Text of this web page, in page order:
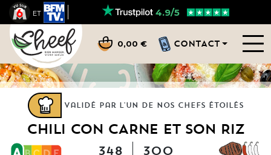
ET 4.9/5
0,00 € CONTACT
Validé par l'un de nos chefs étoilés
CHILI CON CARNE ET SON RIZ
348 300